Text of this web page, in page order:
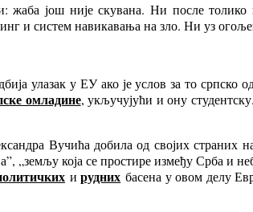
жаба још није скувана. Ни после
и систем навикавања на зло. Ни уз
улазак у ЕУ ако је услов за то
омладине, укључујући и ону
Вучића добила од својих
„земљу која се простире између Срба и
ирудних басена у овом делу